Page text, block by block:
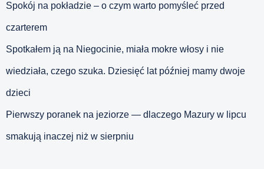
Spokój na pokładzie – o czym warto pomyśleć przed
czarterem
Spotkałem ją na Niegocinie, miała mokre włosy i nie
wiedziała, czego szuka. Dziesięć lat później mamy dwoje
dzieci
Pierwszy poranek na jeziorze — dlaczego Mazury w lipcu
smakują inaczej niż w sierpniu